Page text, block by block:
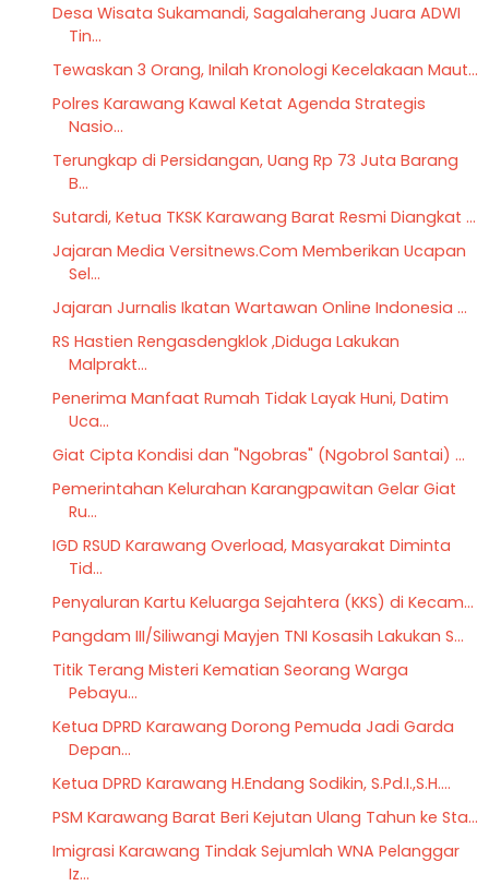
Desa Wisata Sukamandi, Sagalaherang Juara ADWI
Tin...
Tewaskan 3 Orang, Inilah Kronologi Kecelakaan Maut...
Polres Karawang Kawal Ketat Agenda Strategis
Nasio...
Terungkap di Persidangan, Uang Rp 73 Juta Barang
B...
Sutardi, Ketua TKSK Karawang Barat Resmi Diangkat ...
Jajaran Media Versitnews.Com Memberikan Ucapan
Sel...
Jajaran Jurnalis Ikatan Wartawan Online Indonesia ...
RS Hastien Rengasdengklok ,Diduga Lakukan
Malprakt...
Penerima Manfaat Rumah Tidak Layak Huni, Datim
Uca...
Giat Cipta Kondisi dan "Ngobras" (Ngobrol Santai) ...
Pemerintahan Kelurahan Karangpawitan Gelar Giat
Ru...
IGD RSUD Karawang Overload, Masyarakat Diminta
Tid...
Penyaluran Kartu Keluarga Sejahtera (KKS) di Kecam...
Pangdam III/Siliwangi Mayjen TNI Kosasih Lakukan S...
Titik Terang Misteri Kematian Seorang Warga
Pebayu...
Ketua DPRD Karawang Dorong Pemuda Jadi Garda
Depan...
Ketua DPRD Karawang H.Endang Sodikin, S.Pd.I.,S.H....
PSM Karawang Barat Beri Kejutan Ulang Tahun ke Sta...
Imigrasi Karawang Tindak Sejumlah WNA Pelanggar
Iz...